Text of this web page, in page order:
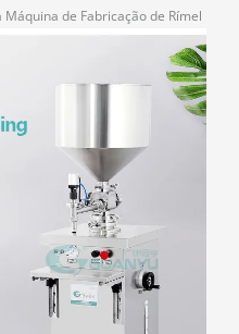
de Fabricação de Rímel